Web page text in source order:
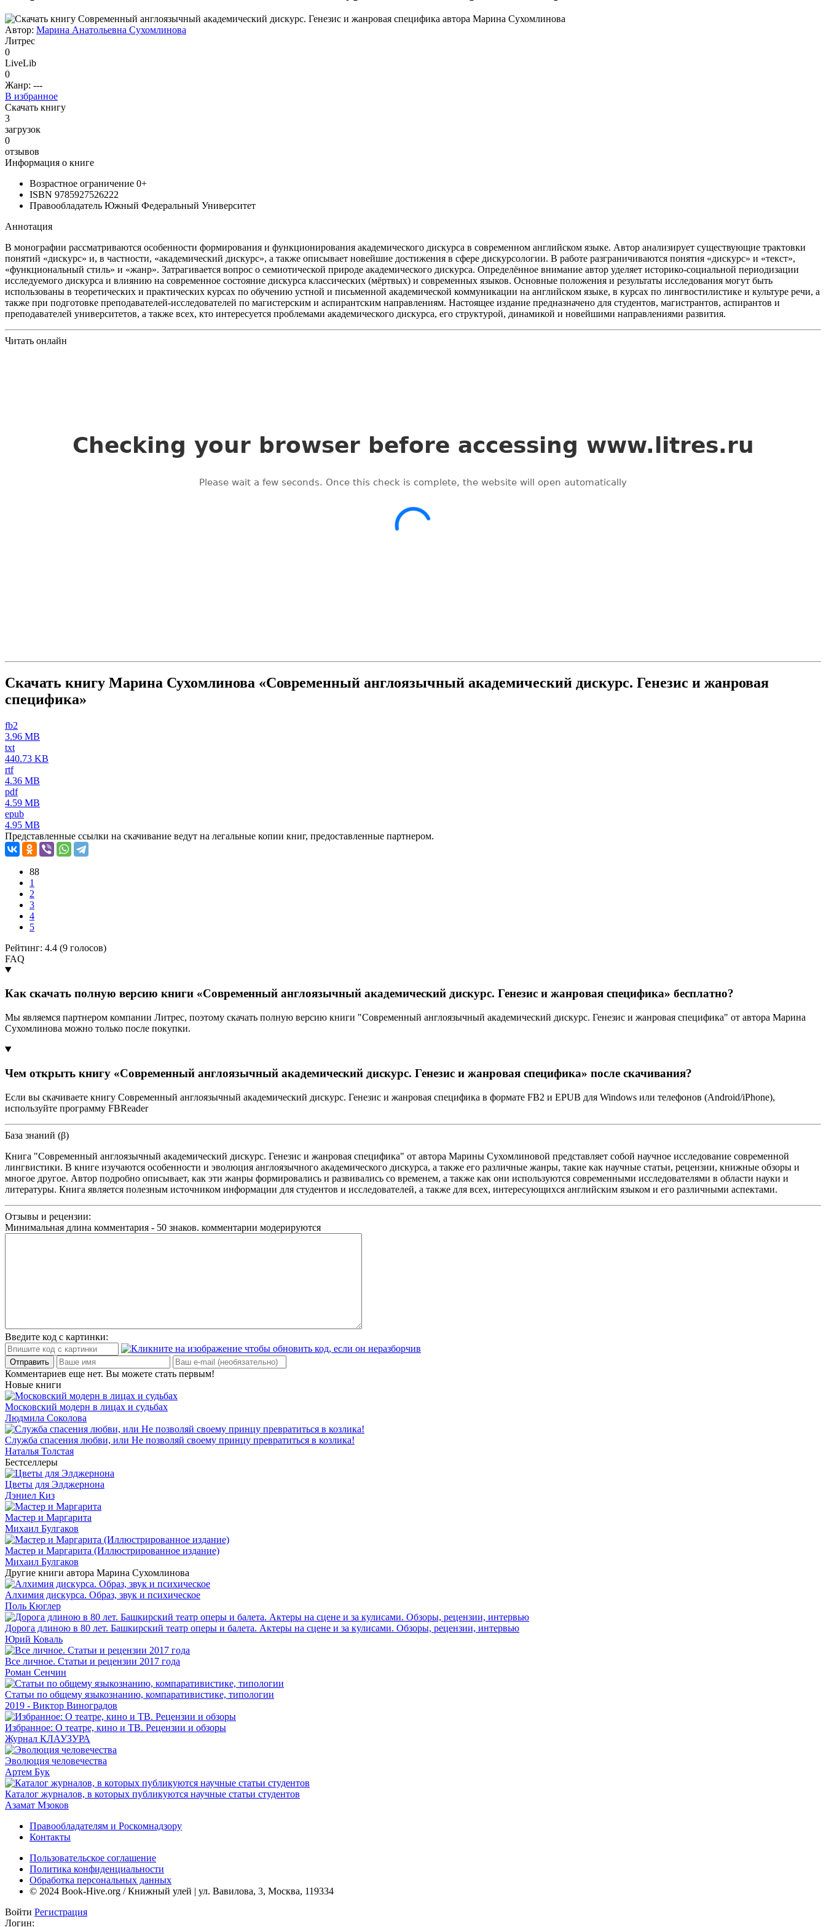
Автор: Марина Анатольевна Сухомлинова
Литрес
0
LiveLib
0
Жанр: ---
В избранное
Скачать книгу
3
загрузок
0
отзывов
Информация о книге
Возрастное ограничение 0+
ISBN 9785927526222
Правообладатель Южный Федеральный Университет
Аннотация
В монографии рассматриваются особенности формирования и функционирования академического дискурса в современном английском языке. Автор анализирует существующие трактовки
понятий «дискурс» и, в частности, «академический дискурс», а также описывает новейшие достижения в сфере дискурсологии. В работе разграничиваются понятия «дискурс» и «текст»,
«функциональный стиль» и «жанр». Затрагивается вопрос о семиотической природе академического дискурса. Определённое внимание автор уделяет историко-социальной периодизации
исследуемого дискурса и влиянию на современное состояние дискурса классических (мёртвых) и современных языков. Основные положения и результаты исследования могут быть
использованы в теоретических и практических курсах по обучению устной и письменной академической коммуникации на английском языке, в курсах по лингвостилистике и культуре речи, а
также при подготовке преподавателей-исследователей по магистерским и аспирантским направлениям. Настоящее издание предназначено для студентов, магистрантов, аспирантов и
преподавателей университетов, а также всех, кто интересуется проблемами академического дискурса, его структурой, динамикой и новейшими направлениями развития.
Читать онлайн
Скачать книгу Марина Сухомлинова «Современный англоязычный академический дискурс. Генезис и жанровая
специфика»
fb2
3.96 MB
txt
440.73 KB
rtf
4.36 MB
pdf
4.59 MB
epub
4.95 MB
Представленные ссылки на скачивание ведут на легальные копии книг, предоставленные партнером.
88
1
2
3
4
5
Рейтинг: 4.4 (9 голосов)
FAQ
Как скачать полную версию книги «Современный англоязычный академический дискурс. Генезис и жанровая специфика» бесплатно?
Мы являемся партнером компании Литрес, поэтому скачать полную версию книги "Современный англоязычный академический дискурс. Генезис и жанровая специфика" от автора Марина
Сухомлинова можно только после покупки.
Чем открыть книгу «Современный англоязычный академический дискурс. Генезис и жанровая специфика» после скачивания?
Если вы скачиваете книгу Современный англоязычный академический дискурс. Генезис и жанровая специфика в формате FB2 и EPUB для Windows или телефонов (Android/iPhone),
используйте программу FBReader
База знаний (β)
Книга "Современный англоязычный академический дискурс. Генезис и жанровая специфика" от автора Марины Сухомлиновой представляет собой научное исследование современной
лингвистики. В книге изучаются особенности и эволюция англоязычного академического дискурса, а также его различные жанры, такие как научные статьи, рецензии, книжные обзоры и
многое другое. Автор подробно описывает, как эти жанры формировались и развивались со временем, а также как они используются современными исследователями в области науки и
литературы. Книга является полезным источником информации для студентов и исследователей, а также для всех, интересующихся английским языком и его различными аспектами.
Отзывы и рецензии:
Минимальная длина комментария - 50 знаков. комментарии модерируются
Введите код с картинки:
Отправить
Комментариев еще нет. Вы можете стать первым!
Новые книги
Московский модерн в лицах и судьбах
Людмила Соколова
Служба спасения любви, или Не позволяй своему принцу превратиться в козлика!
Наталья Толстая
Бестселлеры
Цветы для Элджернона
Дэниел Киз
Мастер и Маргарита
Михаил Булгаков
Мастер и Маргарита (Иллюстрированное издание)
Михаил Булгаков
Другие книги автора Марина Сухомлинова
Алхимия дискурса. Образ, звук и психическое
Поль Кюглер
Дорога длиною в 80 лет. Башкирский театр оперы и балета. Актеры на сцене и за кулисами. Обзоры, рецензии, интервью
Юрий Коваль
Все личное. Статьи и рецензии 2017 года
Роман Сенчин
Статьи по общему языкознанию, компаративистике, типологии
2019 - Виктор Виноградов
Избранное: О театре, кино и ТВ. Рецензии и обзоры
Журнал КЛАУЗУРА
Эволюция человечества
Артем Бук
Каталог журналов, в которых публикуются научные статьи студентов
Азамат Мзоков
Правообладателям и Роскомнадзору
Контакты
Пользовательское соглашение
Политика конфиденциальности
Обработка персональных данных
© 2024 Book-Hive.org / Книжный улей | ул. Вавилова, 3, Москва, 119334
Войти Регистрация
Логин: